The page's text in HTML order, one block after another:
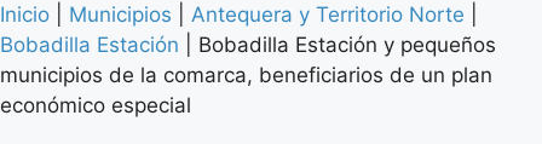
Inicio Municipios Antequera y Territorio Norte
Bobadilla Estación
Bobadilla Estación y pequeños
municipios de la comarca, beneficiarios de un plan
económico especial